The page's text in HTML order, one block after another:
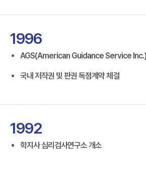
1996
AGS(American Guidance Service
국내 저작권 및 판권 독점계약 체결
1992
학지사 심리검사연구소 개소